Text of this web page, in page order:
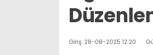
Giriş: 28-08-2025 12:20